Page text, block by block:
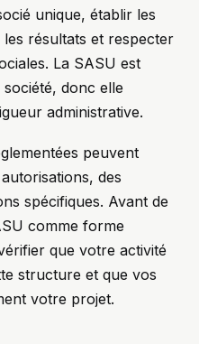
unique, établir les
résultats et respecter
La SASU est
donc elle
administrative.
peuvent
des
spécifiques. Avant de
comme forme
que votre activité
structure et que vos
votre projet.